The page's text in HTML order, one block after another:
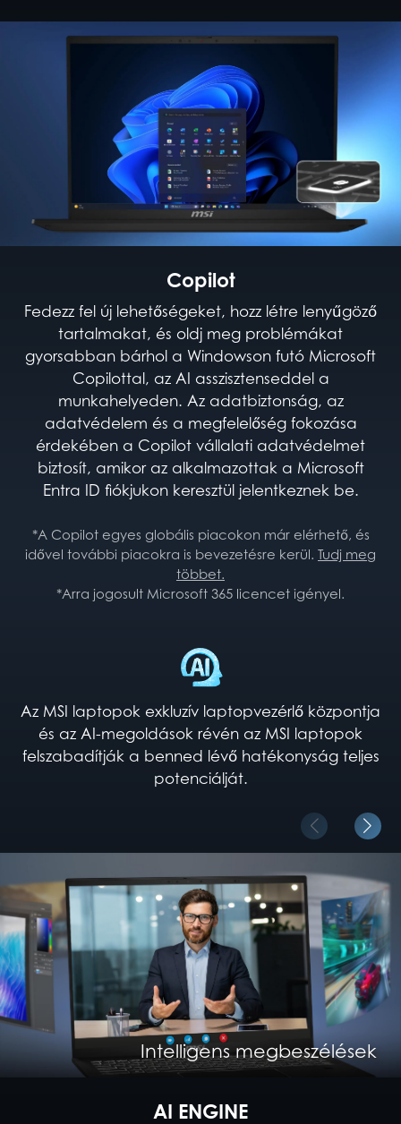
Copilot
Fedezz fel új lehetőségeket, hozz létre lenyűgöző
tartalmakat, és oldj meg problémákat
gyorsabban bárhol a Windowson futó Microsoft
Copilottal, az AI asszisztenseddel a
munkahelyeden. Az adatbiztonság, az
adatvédelem és a megfelelőség fokozása
érdekében a Copilot vállalati adatvédelmet
biztosít, amikor az alkalmazottak a Microsoft
Entra ID fiókjukon keresztül jelentkeznek be.
*A Copilot egyes globális piacokon már elérhető, és
idővel további piacokra is bevezetésre kerül. Tudj meg
többet.
*Arra jogosult Microsoft 365 licencet igényel.
Az MSI laptopok exkluzív laptopvezérlő központja
és az AI-megoldások révén az MSI laptopok
felszabadítják a benned lévő hatékonyság teljes
potenciálját.
Intelligens szórakozás
Intelligens tartalomkészítés
Intelligens megbeszélések
Intelligens gaming
AI ENGINE